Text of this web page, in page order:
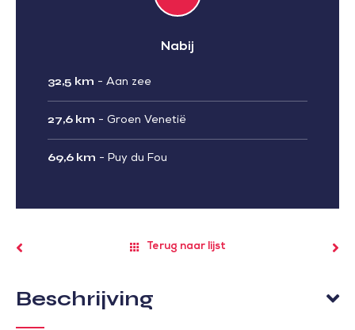
Nabij
32,5 km - Aan zee
27,6 km - Groen Venetië
69,6 km - Puy du Fou
Terug naar lijst
Beschrijving